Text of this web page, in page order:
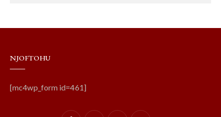
NJOFTOHU
[mc4wp_form id=461]